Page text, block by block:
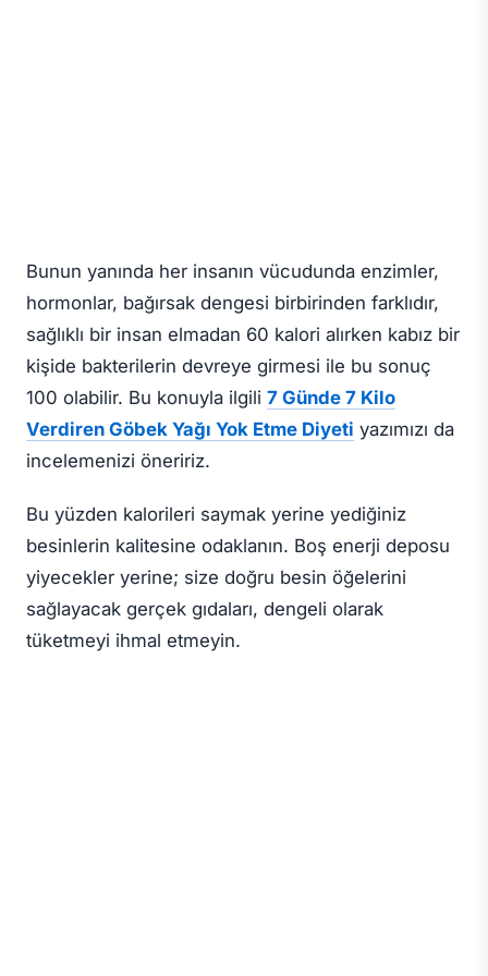
Bunun yanında her insanın vücudunda enzimler,
hormonlar, bağırsak dengesi birbirinden farklıdır,
sağlıklı bir insan elmadan 60 kalori alırken kabız bir
kişide bakterilerin devreye girmesi ile bu sonuç
100 olabilir. Bu konuyla ilgili 7 Günde 7 Kilo
Verdiren Göbek Yağı Yok Etme Diyeti yazımızı da
incelemenizi öneririz.
Bu yüzden kalorileri saymak yerine yediğiniz
besinlerin kalitesine odaklanın. Boş enerji deposu
yiyecekler yerine; size doğru besin öğelerini
sağlayacak gerçek gıdaları, dengeli olarak
tüketmeyi ihmal etmeyin.